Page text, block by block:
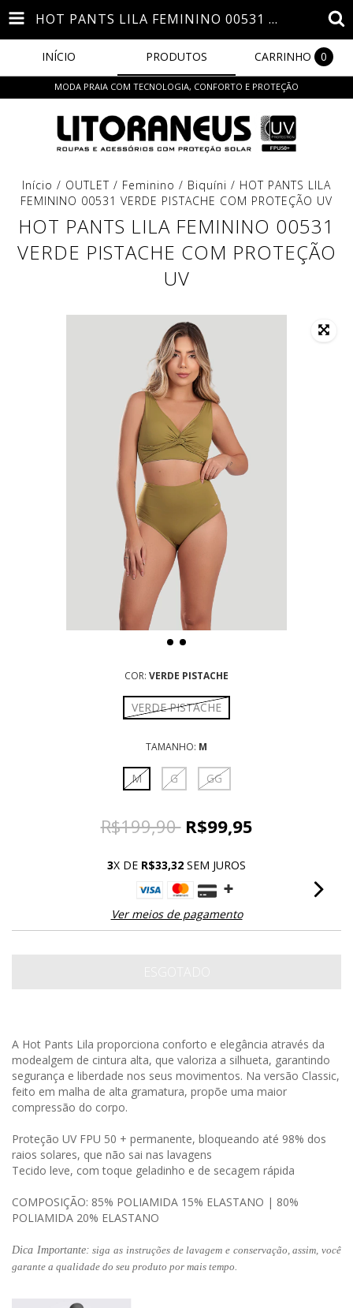
HOT PANTS LILA FEMININO 00531 VERDE PISTACHE COM PROTEÇÃO UV
INÍCIO PRODUTOS CARRINHO 0
MODA PRAIA COM TECNOLOGIA, CONFORTO E PROTEÇÃO
Início / OUTLET / Feminino / Biquíni / HOT PANTS LILA
FEMININO 00531 VERDE PISTACHE COM PROTEÇÃO UV
HOT PANTS LILA FEMININO 00531
VERDE PISTACHE COM PROTEÇÃO
UV
COR: VERDE PISTACHE
VERDE PISTACHE
TAMANHO: M
M G GG
R$199,90 R$99,95
3X DE R$33,32 SEM JUROS
Ver meios de pagamento
A Hot Pants Lila proporciona conforto e elegância através da
modealgem de cintura alta, que valoriza a silhueta, garantindo
segurança e liberdade nos seus movimentos. Na versão Classic,
feito em malha de alta gramatura, propõe uma maior
compressão do corpo.
Proteção UV FPU 50 + permanente, bloqueando até 98% dos
raios solares, que não sai nas lavagens
Tecido leve, com toque geladinho e de secagem rápida
COMPOSIÇÃO: 85% POLIAMIDA 15% ELASTANO | 80%
POLIAMIDA 20% ELASTANO
Dica Importante: siga as instruções de lavagem e conservação, assim, você
garante a qualidade do seu produto por mais tempo.